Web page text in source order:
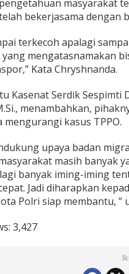
masyarakat
bekerjasama dengan
terkecoh apalagi
mengatasnamakan
Kata Chryshnanda.
Kasenat Serdik Sespimti
menambahkan,
mengurangi kasus TPPO.
upaya badan
masih banyak
banyak iming-iming
Jadi diharapkan
Polri siap membantu, ”
3,427